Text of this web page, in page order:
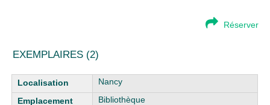
Réserver
EXEMPLAIRES (2)
Liste des exemplaires
Nancy
Bibliothèque